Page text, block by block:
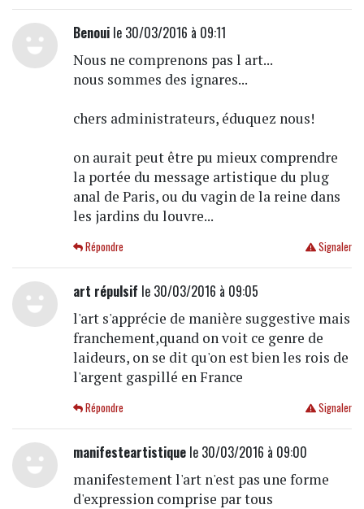
Benouile 30/03/2016 à 09:11
Nous ne comprenons pas l art...
nous sommes des ignares...
chers administrateurs, éduquez nous!
on aurait peut être pu mieux comprendre
la portée du message artistique du plug
anal de Paris, ou du vagin de la reine dans
les jardins du louvre...
Signaler
Répondre
art répulsif le 30/03/2016 à 09:05
l'art s'apprécie de manière suggestive mais
franchement,quand on voit ce genre de
laideurs, on se dit qu'on est bien les rois de
l'argent gaspillé en France
Signaler
Répondre
manifesteartistiquele 30/03/2016 à 09:00
manifestement l'art n'est pas une forme
d'expression comprise par tous